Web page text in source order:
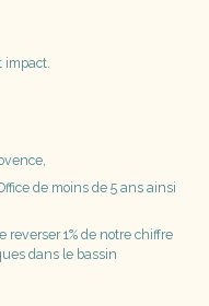
impact.​
de moins de 5 ans ainsi
1% de notre chiffre
dans le bassin